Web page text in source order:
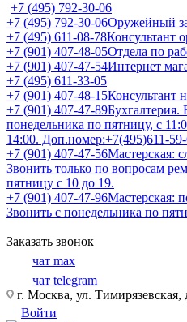
+7 (495) 792-30-06
+7 (495) 792-30-06Оружейный
+7 (495) 611-08-78Консультант
+7 (901) 407-48-05Отдела по
+7 (901) 407-47-54Интернет
+7 (495) 611-33-05
+7 (901) 407-48-15Консультант
+7 (901) 407-47-89Бухгалтерия.
понедельника по пятницу, с
14:00. Доп.номер:+7(495)611-
+7 (901) 407-47-56Мастерская:
Звонить только по вопросам
пятницу с 10 до 19.
+7 (901) 407-47-96Мастерская:
Звонить с понедельника по
Заказать звонок
чат max
чат telegram
г. Москва, ул. Тимирязевская,
Войти